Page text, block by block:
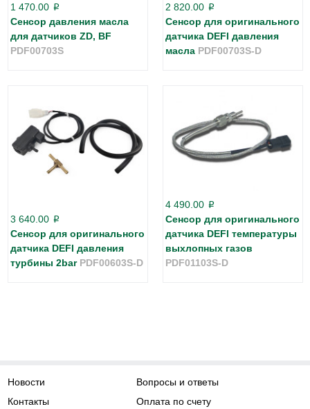
1 470.00 p
Сенсор давления масла
для датчиков ZD, BF
PDF00703S
2 820.00 p
Сенсор для оригинального
датчика DEFI давления
масла PDF00703S-D
3 640.00 p
Сенсор для оригинального
датчика DEFI давления
турбины 2bar PDF00603S-D
4 490.00 p
Сенсор для оригинального
датчика DEFI температуры
выхлопных газов
PDF01103S-D
Новости
Контакты
Вопросы и ответы
Оплата по счету